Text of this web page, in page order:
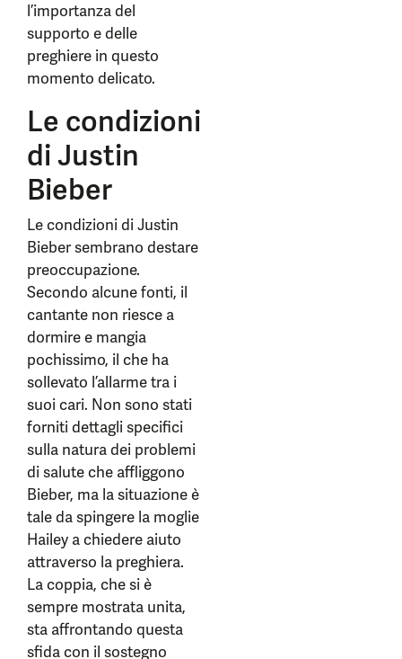
l’importanza del
supporto e delle
preghiere in questo
momento delicato.
Le condizioni
di Justin
Bieber
Le condizioni di Justin
Bieber sembrano destare
preoccupazione.
Secondo alcune fonti, il
cantante non riesce a
dormire e mangia
pochissimo, il che ha
sollevato l’allarme tra i
suoi cari. Non sono stati
forniti dettagli specifici
sulla natura dei problemi
di salute che affliggono
Bieber, ma la situazione è
tale da spingere la moglie
Hailey a chiedere aiuto
attraverso la preghiera.
La coppia, che si è
sempre mostrata unita,
sta affrontando questa
sfida con il sostegno